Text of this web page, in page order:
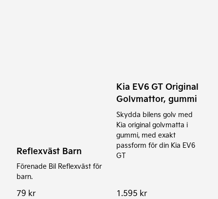
Reflexväst Barn
Förenade Bil Reflexväst för
barn.
79 kr
Kia EV6 GT Original
Golvmattor, gummi
Skydda bilens golv med
Kia original golvmatta i
gummi, med exakt
passform för din Kia EV6
GT
1.595 kr